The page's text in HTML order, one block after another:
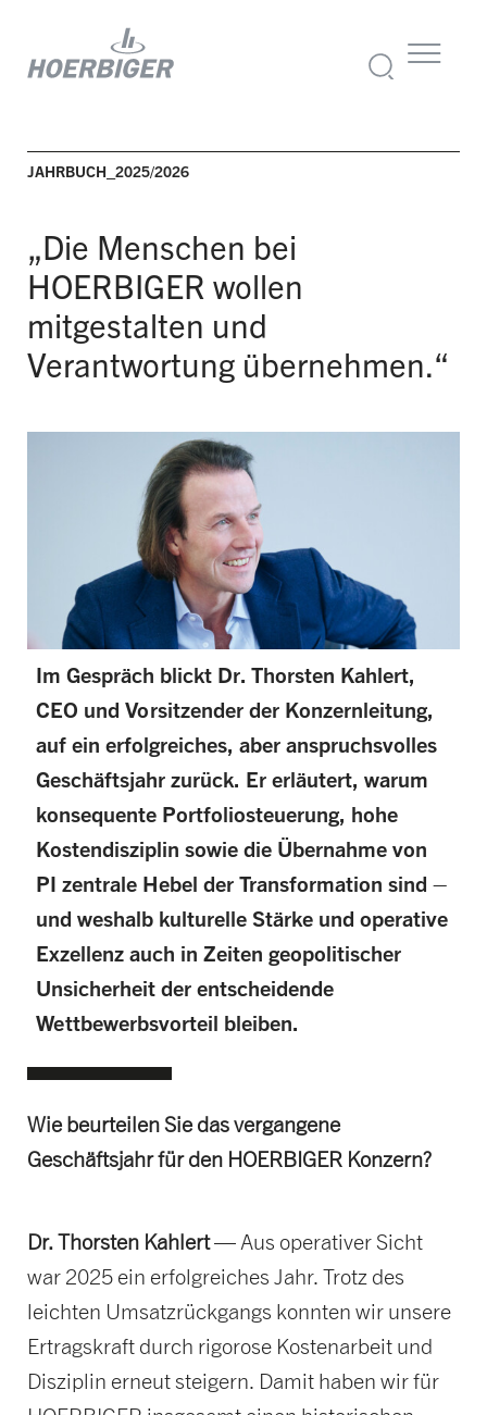
JAHRBUCH_2025/2026
„Die Menschen bei
HOERBIGER wollen
mitgestalten und
Verantwortung übernehmen.“
Im Gespräch blickt Dr. Thorsten Kahlert,
CEO und Vorsitzender der Konzernleitung,
auf ein erfolgreiches, aber anspruchsvolles
Geschäftsjahr zurück. Er erläutert, warum
konsequente Portfoliosteuerung, hohe
Kostendisziplin sowie die Übernahme von
PI zentrale Hebel der Transformation sind –
und weshalb kulturelle Stärke und operative
Exzellenz auch in Zeiten geopolitischer
Unsicherheit der entscheidende
Wettbewerbsvorteil bleiben.
Wie beurteilen Sie das vergangene
Geschäftsjahr für den HOERBIGER Konzern?
Dr. Thorsten Kahlert— Aus operativer Sicht
war 2025 ein erfolgreiches Jahr. Trotz des
leichten Umsatzrückgangs konnten wir unsere
Ertragskraft durch rigorose Kostenarbeit und
Disziplin erneut steigern. Damit haben wir für